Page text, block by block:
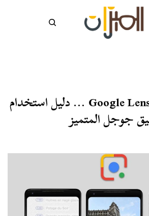
كيفية استخدام Google Lens … دليل استخدام
جوجل المتميز